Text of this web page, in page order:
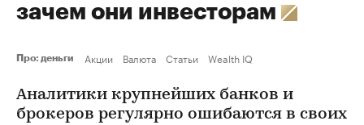
зачем они инвесторам
Про: деньги Акции Валюта Статьи Wealth IQ
Аналитики крупнейших банков и
брокеров регулярно ошибаются в своих